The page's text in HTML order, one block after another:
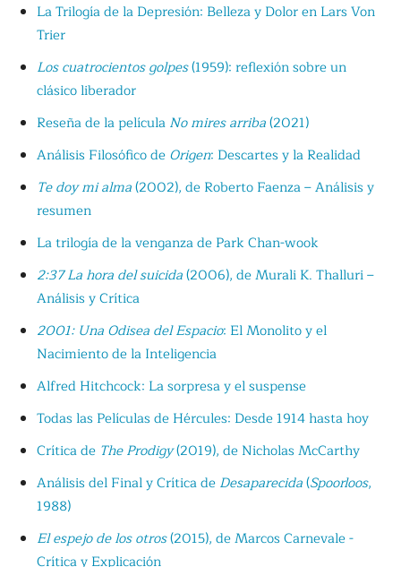
La Trilogía de la Depresión: Belleza y Dolor en Lars Von
Trier
Los cuatrocientos golpes(1959): reflexión sobre un
clásico liberador
Reseña de la película No mires arriba(2021)
Análisis Filosófico de Origen: Descartes y la Realidad
Te doy mi alma(2002), de Roberto Faenza – Análisis y
resumen
La trilogía de la venganza de Park Chan-wook
2:37 La hora del suicida(2006), de Murali K. Thalluri –
Análisis y Crítica
2001: Una Odisea del Espacio: El Monolito y el
Nacimiento de la Inteligencia
Alfred Hitchcock: La sorpresa y el suspense
Todas las Películas de Hércules: Desde 1914 hasta hoy
Crítica de The Prodigy(2019), de Nicholas McCarthy
Análisis del Final y Crítica de Desaparecida(Spoorloos,
1988)
El espejo de los otros(2015), de Marcos Carnevale -
Crítica y Explicación